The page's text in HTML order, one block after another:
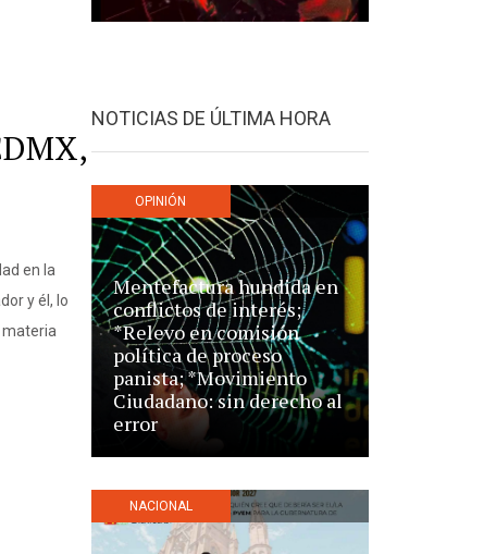
en la
y él, lo
materia
NOTICIAS DE ÚLTIMA HORA
OPINIÓN
Mentefactura hundida en
conflictos de interés;
*Relevo en comisión
política de proceso
panista; *Movimiento
Ciudadano: sin derecho al
error
NACIONAL